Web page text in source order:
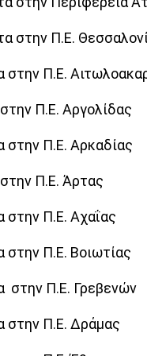
στην Π.Ε.
στην Π.Ε.
Π.Ε. Αργολίδας
στην Π.Ε. Αρκαδίας
Π.Ε. Άρτας
στην Π.Ε. Αχαΐας
στην Π.Ε. Βοιωτίας
στην Π.Ε. Γρεβενών
στην Π.Ε. Δράμας